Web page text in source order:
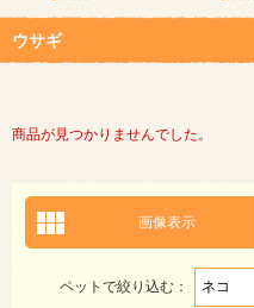
ウサギ
商品が見つかりませんでした。
画像表示
ペットで絞り込む：